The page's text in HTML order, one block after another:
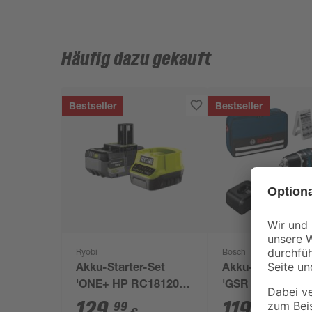
Häufig dazu gekauft
Bestseller
Ryobi
Akku-Starter-Set
'ONE+ HP RC18120-
150X' 18 V 5,0 Ah mit
99
Bestseller
Bosch
Akku-
'GSR 12V-15
Professional'
99